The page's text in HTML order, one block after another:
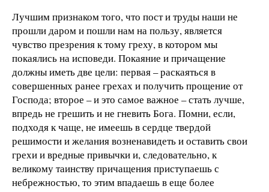
Лучшим признаком того, что пост и труды наши не
прошли даром и пошли нам на пользу, является
чувство презрения к тому греху, в котором мы
покаялись на исповеди. Покаяние и причащение
должны иметь две цели: первая – раскаяться в
совершенных ранее грехах и получить прощение от
Господа; второе – и это самое важное – стать лучше,
впредь не грешить и не гневить Бога. Помни, если,
подходя к чаще, не имеешь в сердце твердой
решимости и желания возненавидеть и оставить свои
грехи и вредные привычки и, следовательно, к
великому таинству причащения приступаешь с
небрежностью, то этим впадаешь в еще более